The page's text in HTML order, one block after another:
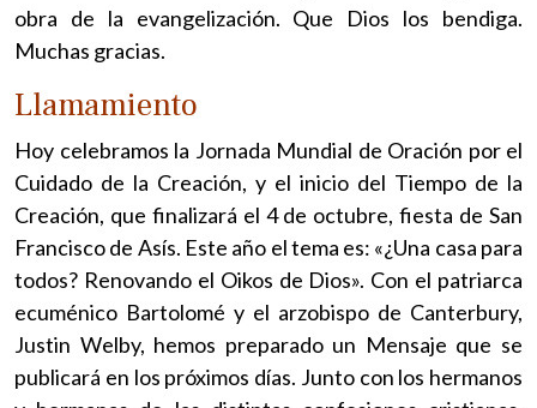
obra de la evangelización. Que Dios los bendiga.
Muchas gracias.
Llamamiento
Hoy celebramos la Jornada Mundial de Oración por el
Cuidado de la Creación, y el inicio del Tiempo de la
Creación, que finalizará el 4 de octubre, fiesta de San
Francisco de Asís. Este año el tema es: «¿Una casa para
todos? Renovando el Oikos de Dios». Con el patriarca
ecuménico Bartolomé y el arzobispo de Canterbury,
Justin Welby, hemos preparado un Mensaje que se
publicará en los próximos días. Junto con los hermanos